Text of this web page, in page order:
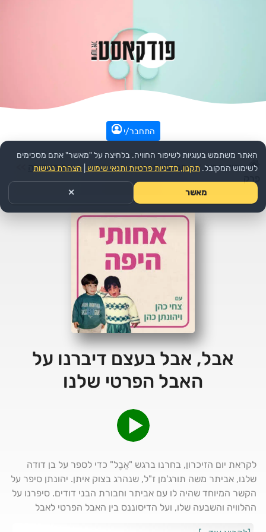
התחבר/י
עמוד הבית >> חברה ותרבות >>הפודקאסט: אחותי היפה
אבל, אבל בעצם דיברנו על
האבל הפרטי שלנו
לקראת יום הזיכרון, בחרנו ברגש "אֵבֶל" כדי לספר על בן דודה
שלנו, אביתר משה תורג'מן ז"ל, שנהרג בצוק איתן. יהונתן סיפר על
הקשר המיוחד שהיה לו עם אביתר וחבורת הבני דודים. סיפרנו על
ההלוויה והשבעה שלו, ועל הדיסוננס בין האבל הפרטי לאבל
האתר משתמש בעוגיות לשיפור החוויה. בלחיצה על "מאשר" אתם מסכימים
לשימוש המקובל. תקנון, מדיניות פרטיות ותנאי שימוש הצהרת נגישות
מאשר ✕